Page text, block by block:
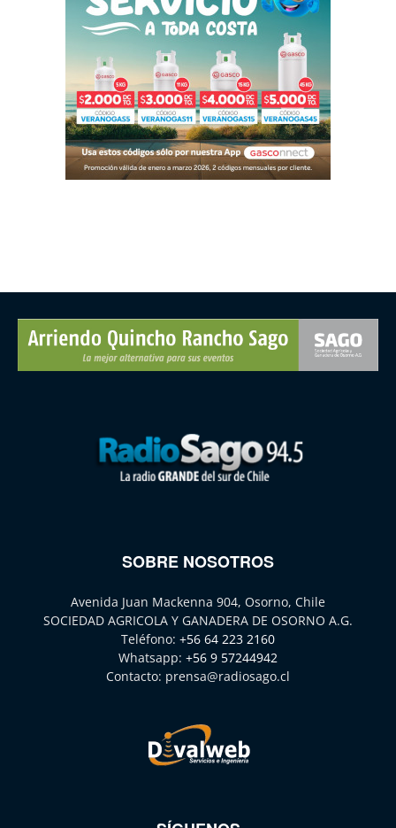
SOBRE NOSOTROS
Avenida Juan Mackenna 904, Osorno, Chile
SOCIEDAD AGRICOLA Y GANADERA DE OSORNO A.G.
Teléfono: +56 64 223 2160
Whatsapp: +56 9 57244942
Contacto: prensa@radiosago.cl